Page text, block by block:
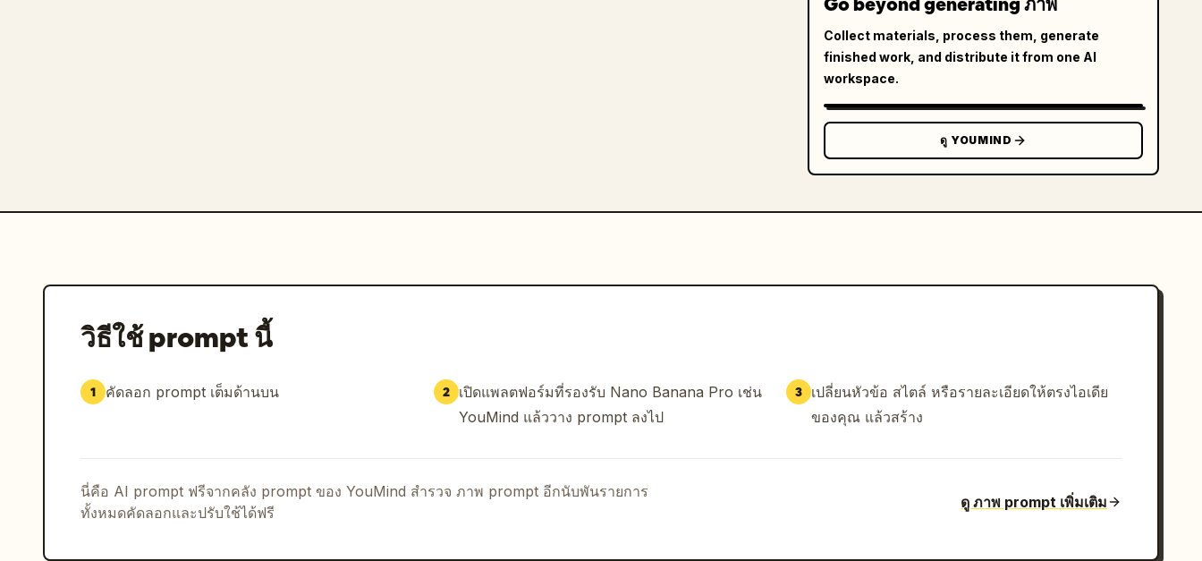
Collect materials, process them, generate
finished work, and distribute it from one AI
workspace.
ดู YOUMIND
วิธีใช้ prompt นี้
1 คัดลอก prompt เต็มด้านบน 2 เปิดแพลตฟอร์มที่รองรับ Nano Banana Pro เช่น
YouMind แล้ววาง prompt ลงไป
3
เปลี่ยนหัวข้อ สไตล์ หรือรายละเอียดให้ตรงไอเดีย
ของคุณ แล้วสร้าง
นี่คือ AI prompt ฟรีจากคลัง prompt ของ YouMind สำรวจ ภาพ prompt อีกนับพันรายการ
ทั้งหมดคัดลอกและปรับใช้ได้ฟรี
ดู ภาพ prompt เพิ่มเติม